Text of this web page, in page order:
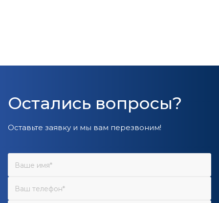
Остались вопросы?
Оставьте заявку и мы вам перезвоним!